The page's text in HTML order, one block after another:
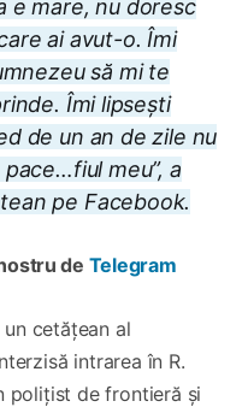
e mare, nu doresc
ai avut-o. Îmi
să mi te
Îmi lipsești
de un an de zile nu
meu”, a
pe Facebook.
de Telegram
cetățean al
intrarea în R.
polițist de frontieră și